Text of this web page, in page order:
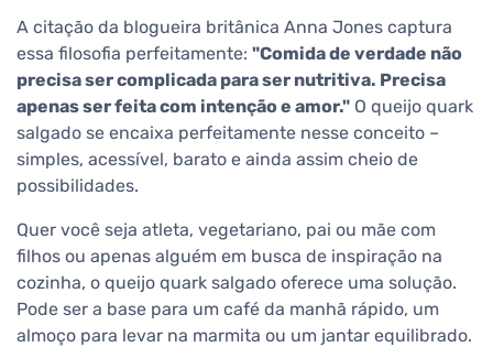
A citação da blogueira britânica Anna Jones captura
essa filosofia perfeitamente: "Comida de verdade não
precisa ser complicada para ser nutritiva. Precisa
apenas ser feita com intenção e amor." O queijo quark
salgado se encaixa perfeitamente nesse conceito –
simples, acessível, barato e ainda assim cheio de
possibilidades.
Quer você seja atleta, vegetariano, pai ou mãe com
filhos ou apenas alguém em busca de inspiração na
cozinha, o queijo quark salgado oferece uma solução.
Pode ser a base para um café da manhã rápido, um
almoço para levar na marmita ou um jantar equilibrado.